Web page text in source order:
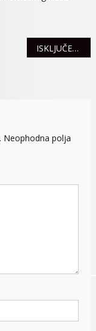
ISKLJUČENJA STRUJE ZA 23. JANUAR
Neophodna polja